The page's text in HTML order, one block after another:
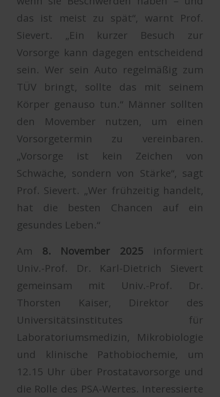
das ist meist zu spät“, warnt Prof.
Sievert. „Ein kurzer Besuch zur
Vorsorge kann dagegen entscheidend
sein. Wer sein Auto regelmäßig zum
TÜV bringt, sollte das mit seinem
Körper genauso tun.“ Männer sollten
den Movember nutzen, um einen
Vorsorgetermin zu vereinbaren.
„Vorsorge ist kein Zeichen von
Schwäche, sondern von Stärke“, sagt
Prof. Sievert. „Wer frühzeitig handelt,
hat die besten Chancen auf ein
gesundes Leben.“
Am 8. November 2025 informiert
Univ.-Prof. Dr. Karl-Dietrich Sievert
gemeinsam mit Univ.-Prof. Dr.
Thorsten Kaiser, Direktor des
Universitätsinstitutes für
Laboratoriumsmedizin, Mikrobiologie
und klinische Pathobiochemie, um
12.15 Uhr über Prostatavorsorge und
die Rolle des PSA-Wertes. Interessierte